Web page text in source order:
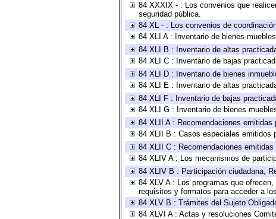
84 XXXIX - : Los convenios que
seguridad pública.
84 XL - : Los convenios de
84 XLI A : Inventario de bienes
84 XLI B : Inventario de altas
84 XLI C : Inventario de bajas
84 XLI D : Inventario de bienes
84 XLI E : Inventario de altas
84 XLI F : Inventario de bajas
84 XLI G : Inventario de bienes
84 XLII A : Recomendaciones
84 XLII B : Casos especiales emitidos
84 XLII C : Recomendaciones
84 XLIV A : Los mecanismos de
84 XLIV B : Participación ciudadana,
84 XLV A : Los programas que
requisitos y formatos para acceder a
84 XLV B : Trámites del Sujeto
84 XLVI A : Actas y resoluciones